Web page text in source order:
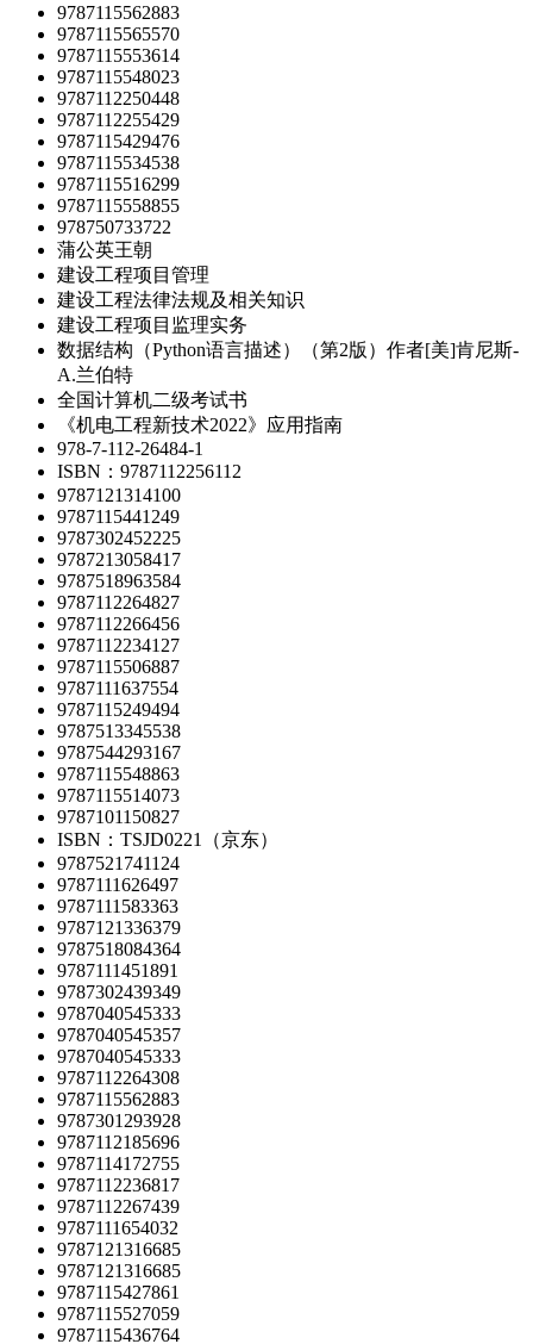
9787115562883
9787115565570
9787115553614
9787115548023
9787112250448
9787112255429
9787115429476
9787115534538
9787115516299
9787115558855
978750733722
蒲公英王朝
建设工程项目管理
建设工程法律法规及相关知识
建设工程项目监理实务
数据结构（Python语言描述）（第2版）作者[美]肯尼斯-
A.兰伯特
全国计算机二级考试书
《机电工程新技术2022》应用指南
978-7-112-26484-1
ISBN：9787112256112
9787121314100
9787115441249
9787302452225
9787213058417
9787518963584
9787112264827
9787112266456
9787112234127
9787115506887
9787111637554
9787115249494
9787513345538
9787544293167
9787115548863
9787115514073
9787101150827
ISBN：TSJD0221（京东）
9787521741124
9787111626497
9787111583363
9787121336379
9787518084364
9787111451891
9787302439349
9787040545333
9787040545357
9787040545333
9787112264308
9787115562883
9787301293928
9787112185696
9787114172755
9787112236817
9787112267439
9787111654032
9787121316685
9787121316685
9787115427861
9787115527059
9787115436764